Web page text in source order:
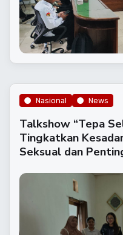
Nasional News
Talkshow “Tepa
Tingkatkan
Seksual dan